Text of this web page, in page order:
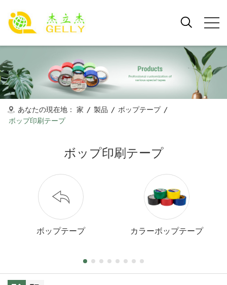
あなたの現在地： 家 / 製品 / ボップテープ /
ボップ印刷テープ
ボップ印刷テープ
ボップテープ カラーボップテープ